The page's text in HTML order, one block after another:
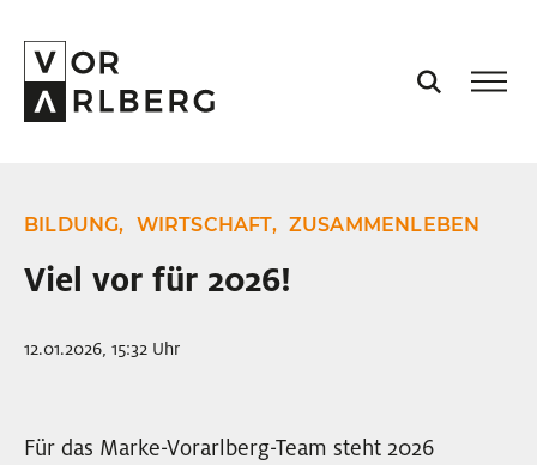
BILDUNG, WIRTSCHAFT, ZUSAMMENLEBEN
Viel vor für 2026!
12.01.2026, 15:32 Uhr
Für das Marke-Vorarlberg-Team steht 2026